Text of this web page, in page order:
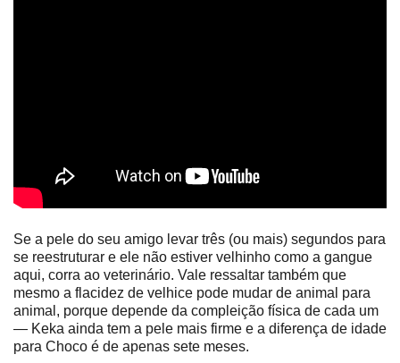
Se a pele do seu amigo levar três (ou mais) segundos para
se reestruturar e ele não estiver velhinho como a gangue
aqui, corra ao veterinário. Vale ressaltar também que
mesmo a flacidez de velhice pode mudar de animal para
animal, porque depende da compleição física de cada um
― Keka ainda tem a pele mais firme e a diferença de idade
para Choco é de apenas sete meses.